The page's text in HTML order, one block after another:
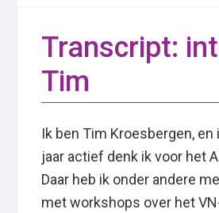
Transcript:
Tim
Ik ben Tim Kroesbergen, en
jaar actief denk ik voor het
Daar heb ik onder andere
met workshops over het